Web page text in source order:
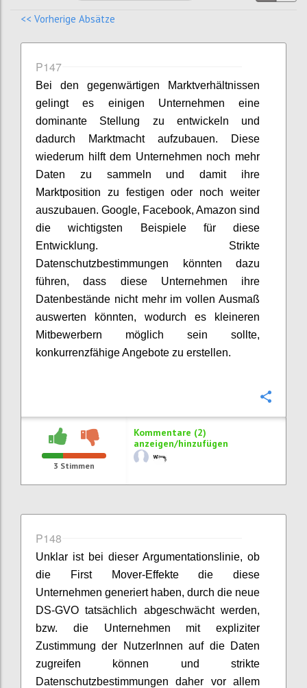
<< Vorherige Absätze
P147
Bei den gegenwärtigen Marktverhältnissen
gelingt es einigen Unternehmen eine
dominante Stellung zu entwickeln und
dadurch Marktmacht aufzubauen. Diese
wiederum hilft dem Unternehmen noch mehr
Daten zu sammeln und damit ihre
Marktposition zu festigen oder noch weiter
auszubauen. Google, Facebook, Amazon sind
die wichtigsten Beispiele für diese
Entwicklung. Strikte
Datenschutzbestimmungen könnten dazu
führen, dass diese Unternehmen ihre
Datenbestände nicht mehr im vollen Ausmaß
auswerten könnten, wodurch es kleineren
Mitbewerbern möglich sein sollte,
konkurrenzfähige Angebote zu erstellen.
3 Stimmen
Kommentare (2)
anzeigen/hinzufügen
P148
Unklar ist bei dieser Argumentationslinie, ob
die First Mover-Effekte die diese
Unternehmen generiert haben, durch die neue
DS-GVO tatsächlich abgeschwächt werden,
bzw. die Unternehmen mit expliziter
Zustimmung der NutzerInnen auf die Daten
zugreifen können und strikte
Datenschutzbestimmungen daher vor allem